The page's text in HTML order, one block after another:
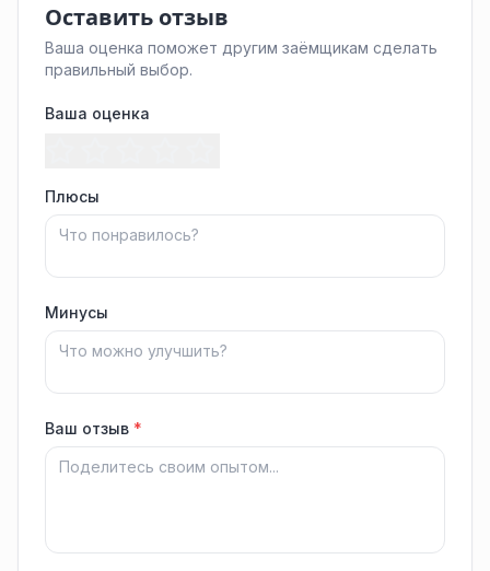
Оставить отзыв
Ваша оценка поможет другим заёмщикам сделать
правильный выбор.
Ваша оценка
Плюсы
Минусы
Ваш отзыв *